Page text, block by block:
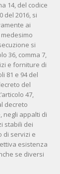
14, del codice
del 2016, si
ai
si
36, comma 7,
e forniture di
81 e 94 del
del
47,
decreto
negli appalti di
stabili dei
di servizi e
esistenza
se diversi